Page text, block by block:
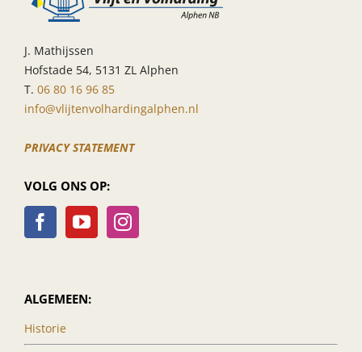
J. Mathijssen
Hofstade 54, 5131 ZL Alphen
T. 06 80 16 96 85
info@vlijtenvolhardingalphen.nl
PRIVACY STATEMENT
VOLG ONS OP:
ALGEMEEN:
Historie